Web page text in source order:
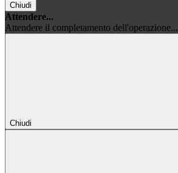
Chiudi
Attendere...
Attendere il completamento dell'operazione...
Chiudi